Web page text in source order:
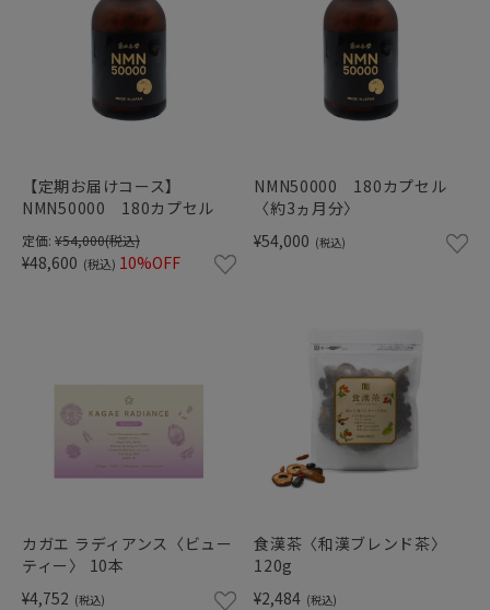
【定期お届けコース】
NMN50000 180カプセル
定価: ¥54,000(税込)
¥48,600 (税込) 10%OFF
NMN50000 180カプセル
〈約3ヵ月分〉
¥54,000 (税込)
カガエ ラディアンス〈ビュー
ティー〉 10本
¥4,752 (税込)
食漢茶〈和漢ブレンド茶〉
120g
¥2,484 (税込)